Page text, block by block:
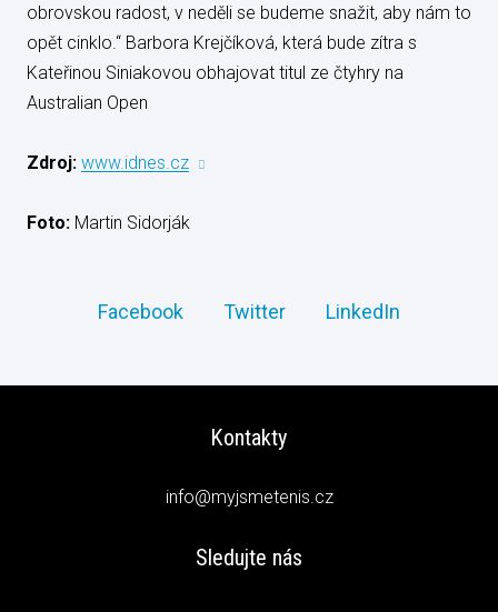
obrovskou radost, v neděli se budeme snažit, aby nám to
opět cinklo.“ Barbora Krejčíková, která bude zítra s
Kateřinou Siniakovou obhajovat titul ze čtyhry na
Australian Open
Zdroj: www.idnes.cz
Foto: Martin Sidorják
Facebook Twitter LinkedIn
Kontakty
info@myjsmetenis.cz
Sledujte nás